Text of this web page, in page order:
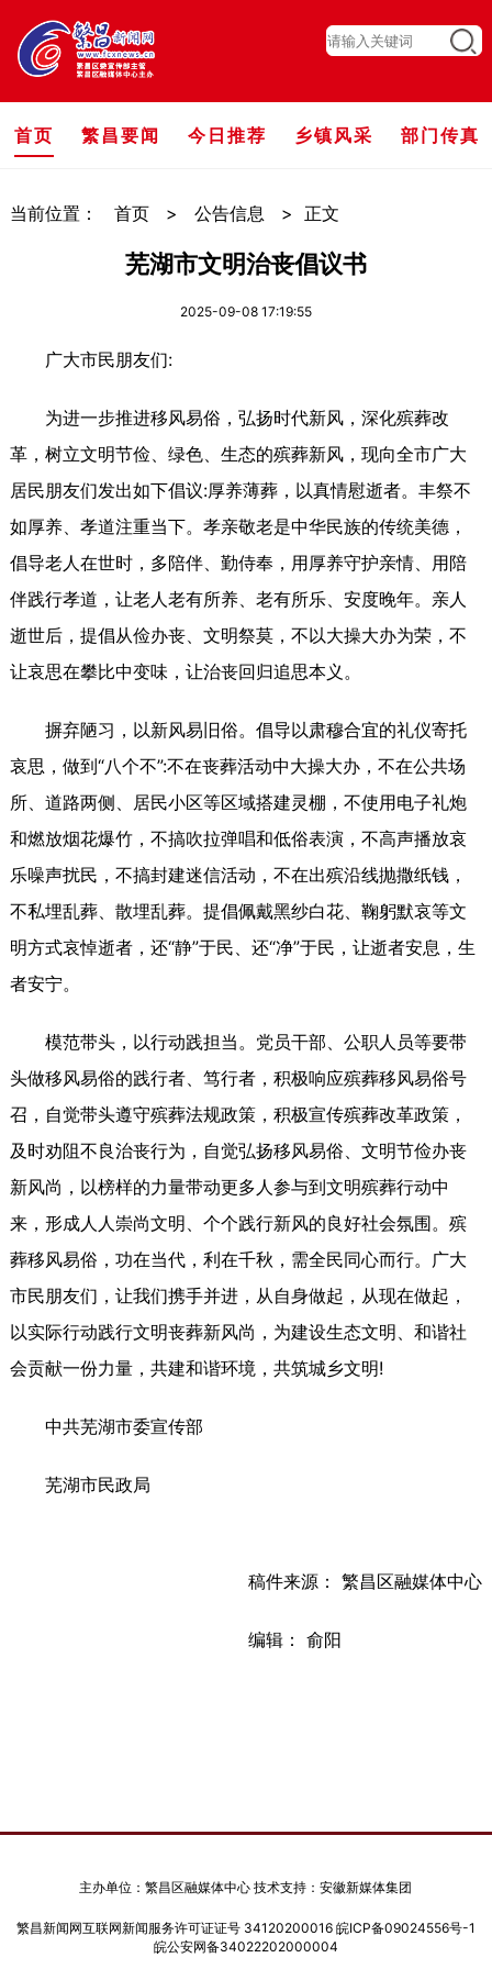
首页 繁昌要闻 今日推荐 乡镇风采 部门传真
当前位置： 首页 > 公告信息 > 正文
芜湖市文明治丧倡议书
2025-09-08 17:19:55
广大市民朋友们:
为进一步推进移风易俗，弘扬时代新风，深化殡葬改
革，树立文明节俭、绿色、生态的殡葬新风，现向全市广大
居民朋友们发出如下倡议:厚养薄葬，以真情慰逝者。丰祭不
如厚养、孝道注重当下。孝亲敬老是中华民族的传统美德，
倡导老人在世时，多陪伴、勤侍奉，用厚养守护亲情、用陪
伴践行孝道，让老人老有所养、老有所乐、安度晚年。亲人
逝世后，提倡从俭办丧、文明祭莫，不以大操大办为荣，不
让哀思在攀比中变味，让治丧回归追思本义。
摒弃陋习，以新风易旧俗。倡导以肃穆合宜的礼仪寄托
哀思，做到“八个不”:不在丧葬活动中大操大办，不在公共场
所、道路两侧、居民小区等区域搭建灵棚，不使用电子礼炮
和燃放烟花爆竹，不搞吹拉弹唱和低俗表演，不高声播放哀
乐噪声扰民，不搞封建迷信活动，不在出殡沿线抛撒纸钱，
不私埋乱葬、散埋乱葬。提倡佩戴黑纱白花、鞠躬默哀等文
明方式哀悼逝者，还“静”于民、还“净”于民，让逝者安息，生
者安宁。
模范带头，以行动践担当。党员干部、公职人员等要带
头做移风易俗的践行者、笃行者，积极响应殡葬移风易俗号
召，自觉带头遵守殡葬法规政策，积极宣传殡葬改革政策，
及时劝阻不良治丧行为，自觉弘扬移风易俗、文明节俭办丧
新风尚，以榜样的力量带动更多人参与到文明殡葬行动中
来，形成人人崇尚文明、个个践行新风的良好社会氛围。殡
葬移风易俗，功在当代，利在千秋，需全民同心而行。广大
市民朋友们，让我们携手并进，从自身做起，从现在做起，
以实际行动践行文明丧葬新风尚，为建设生态文明、和谐社
会贡献一份力量，共建和谐环境，共筑城乡文明!
中共芜湖市委宣传部
芜湖市民政局
稿件来源： 繁昌区融媒体中心
编辑： 俞阳
主办单位：繁昌区融媒体中心 技术支持：安徽新媒体集团
繁昌新闻网互联网新闻服务许可证证号 34120200016 皖ICP备09024556号-1
皖公安网备34022202000004